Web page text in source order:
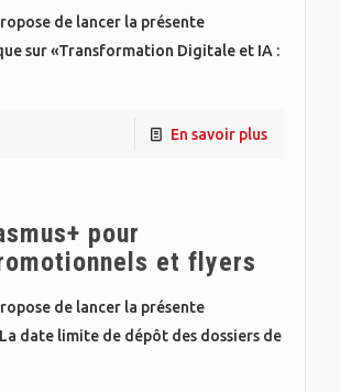
de lancer la présente
sur «Transformation Digitale et IA :
En savoir plus
pour
et flyers
de lancer la présente
date limite de dépôt des dossiers de